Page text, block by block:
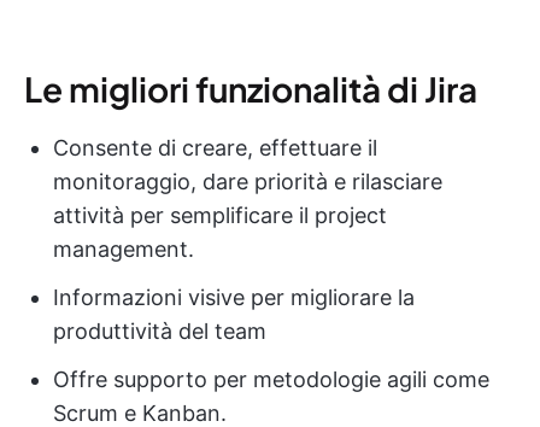
Le migliori funzionalità di Jira
Consente di creare, effettuare il
monitoraggio, dare priorità e rilasciare
attività per semplificare il project
management.
Informazioni visive per migliorare la
produttività del team
Offre supporto per metodologie agili come
Scrum e Kanban.